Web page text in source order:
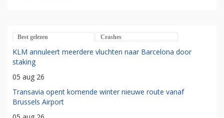
Best gelezen Crashes
KLM annuleert meerdere vluchten naar Barcelona door
staking
05 aug 26
Transavia opent komende winter nieuwe route vanaf
Brussels Airport